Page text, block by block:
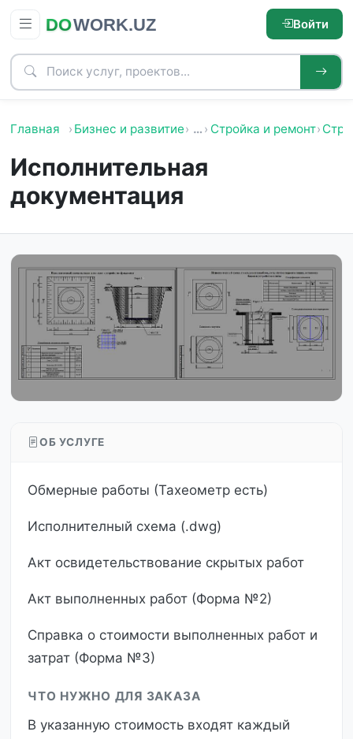
Войти
Главная Бизнес и развитие … Стройка и ремонт
Исполнительная
документация
ОБ УСЛУГЕ
Обмерные работы (Тахеометр есть)
Исполнителный схема (.dwg)
Акт освидетельствование скрытых работ
Акт выполненных работ (Форма №2)
Справка о стоимости выполненных работ и
затрат (Форма №3)
ЧТО НУЖНО ДЛЯ ЗАКАЗА
В указанную стоимость входят каждый